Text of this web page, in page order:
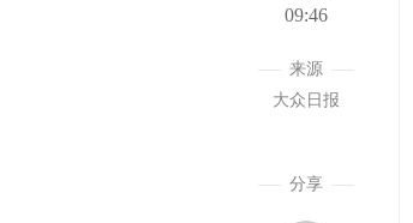
09:46
来源
大众日报
分享